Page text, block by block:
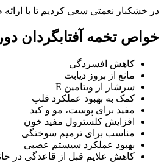
در خشکبار نعمتی سعی کردیم تا با
خواص تخمه آفتابگردان
کاهش افسردگی
مانع از بروز دیابت
سرشار از ویتامین E
کمک به بهبود عملکرد قلب
مفید برای پوست، مو و کبد
افزایش کلسترول مفید خون
مناسب برای ترمیم سوختگی
بهبود عملکرد سیستم عصبی
کاهش علایم قبل از قاعدگی در